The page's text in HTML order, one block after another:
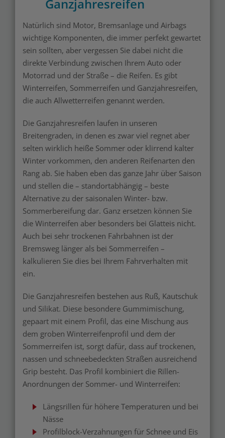
Ganzjahresreifen
Natürlich sind Motor, Bremsanlage und Airbags
wichtige Komponenten, die immer perfekt gewartet
sein sollten, aber vergessen Sie dabei nicht die
direkte Verbindung zwischen Ihrem Auto oder
Motorrad und der Straße – die Reifen. Es gibt
Winterreifen, Sommerreifen und Ganzjahresreifen,
die auch Allwetterreifen genannt werden.
Die Ganzjahresreifen laufen in unseren
Breitengraden, in denen es zwar viel regnet aber
selten wirklich heiße Sommer oder klirrend kalter
Winter vorkommen, den anderen Reifenarten den
Rang ab. Sie haben eben das ganze Jahr über Saison
und stellen die – standortabhängig – beste
Alternative zu der saisonalen Winter- bzw.
Sommerbereifung dar. Ganz ersetzen können Sie
die Winterreifen aber besonders bei Glatteis nicht.
Auch bei sehr trockenen Fahrbahnen ist der
Bremsweg länger als bei Sommerreifen –
kalkulieren Sie dies bei Ihrem Fahrverhalten mit
ein.
Die Ganzjahresreifen bestehen aus Ruß, Kautschuk
und Silikat. Diese besondere Gummimischung,
gepaart mit einem Profil, das eine Mischung aus
dem groben Winterreifenprofil und dem der
Sommerreifen ist, sorgt dafür, dass auf trockenen,
nassen und schneebedeckten Straßen ausreichend
Grip besteht. Das Profil kombiniert die Rillen-
Anordnungen der Sommer- und Winterreifen:
Längsrillen für höhere Temperaturen und bei
Nässe
Profilblock-Verzahnungen für Schnee und Eis